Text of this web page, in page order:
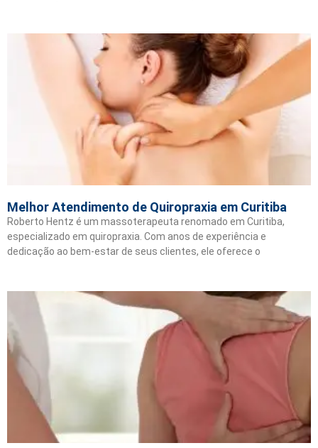
Melhor Atendimento de Quiropraxia em Curitiba
Roberto Hentz é um massoterapeuta renomado em Curitiba,
especializado em quiropraxia. Com anos de experiência e
dedicação ao bem-estar de seus clientes, ele oferece o